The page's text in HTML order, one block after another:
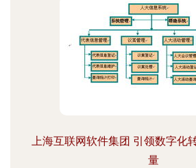
上海互联网软件集团 引领数字化
量